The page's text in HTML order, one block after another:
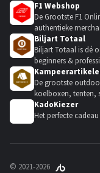
F1 Webshop
De Grootste F1
authentieke
Biljart Totaal
Biljart Totaal is dé
beginners &
De grootste
koelboxen, tenten,
KadoKiezer
Het perfecte
© 2021-2026